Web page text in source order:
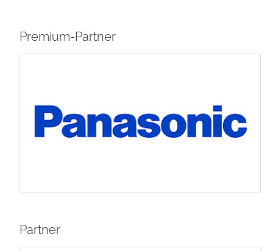
Premium-Partner
Partner